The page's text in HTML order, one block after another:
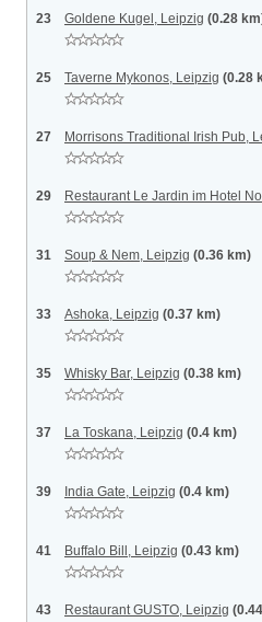
23 Goldene Kugel, Leipzig (0.28
25 Taverne Mykonos, Leipzig (0.28
27 Morrisons Traditional Irish Pub,
29 Restaurant Le Jardin im Hotel
31 Soup & Nem, Leipzig (0.36 km)
33 Ashoka, Leipzig (0.37 km)
35 Whisky Bar, Leipzig (0.38 km)
37 La Toskana, Leipzig (0.4 km)
39 India Gate, Leipzig (0.4 km)
41 Buffalo Bill, Leipzig (0.43 km)
43 Restaurant GUSTO, Leipzig